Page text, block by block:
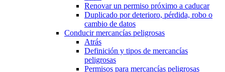
Renovar un permiso próximo a caducar
Duplicado por deterioro, pérdida, robo o
cambio de datos
Conducir mercancías peligrosas
Atrás
Definición y tipos de mercancías
peligrosas
Permisos para mercancías peligrosas